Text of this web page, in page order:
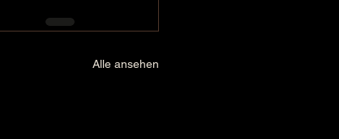
Alle ansehen